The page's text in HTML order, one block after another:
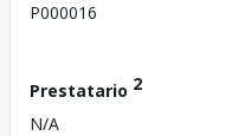
P000016
Prestatario 2
N/A